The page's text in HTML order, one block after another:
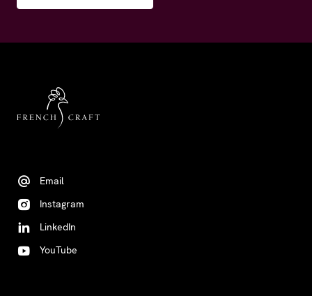
Email
Instagram
LinkedIn
YouTube